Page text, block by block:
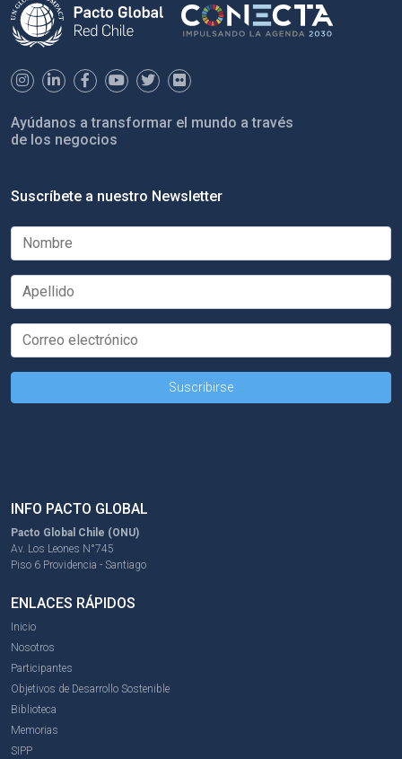
Ayúdanos a transformar el mundo a través
de los negocios
Suscríbete a nuestro Newsletter
INFO PACTO GLOBAL
Pacto Global Chile (ONU)
Av. Los Leones N°745
Piso 6 Providencia - Santiago
ENLACES RÁPIDOS
Inicio
Nosotros
Participantes
Objetivos de Desarrollo Sostenible
Biblioteca
Memorias
SIPP